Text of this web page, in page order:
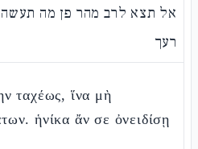
אל תצא לרב מהר פן מה
רעך
ταχέως, ἵνα μὴ
ἡνίκα ἄν σε ὀνειδίσῃ